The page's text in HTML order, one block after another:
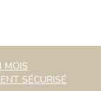
MOIS
SÉCURISÉ